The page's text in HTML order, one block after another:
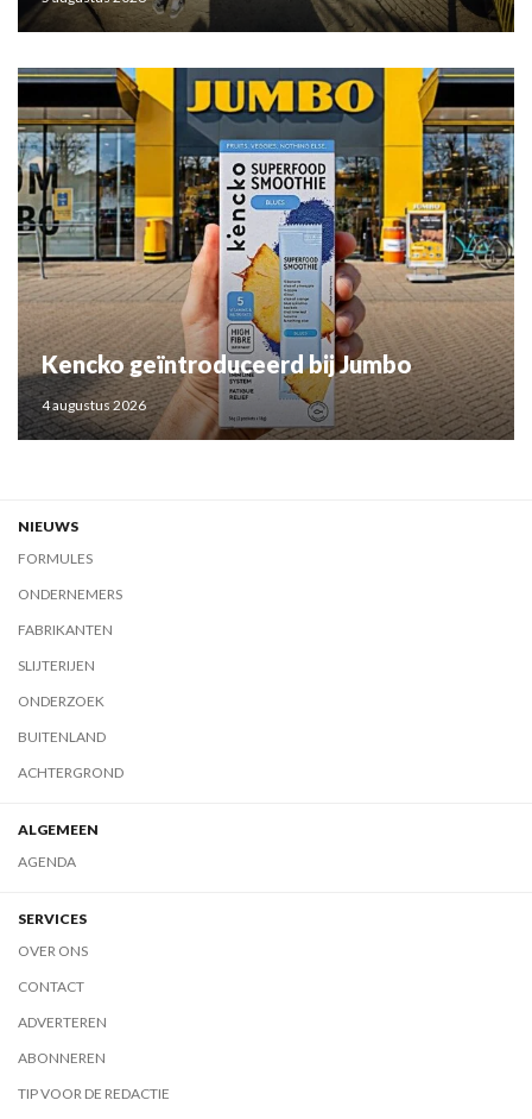
Kencko geïntroduceerd bij Jumbo
4 augustus 2026
NIEUWS
FORMULES
ONDERNEMERS
FABRIKANTEN
SLIJTERIJEN
ONDERZOEK
BUITENLAND
ACHTERGROND
ALGEMEEN
AGENDA
SERVICES
OVER ONS
CONTACT
ADVERTEREN
ABONNEREN
TIP VOOR DE REDACTIE